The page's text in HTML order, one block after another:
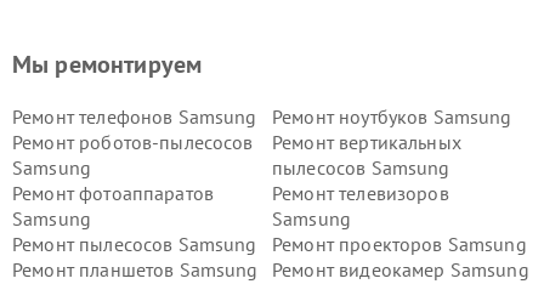
Мы ремонтируем
Ремонт телефонов Samsung
Ремонт ноутбуков Samsung
Ремонт роботов-пылесосов
Samsung
Ремонт вертикальных
пылесосов Samsung
Ремонт фотоаппаратов
Samsung
Ремонт телевизоров
Samsung
Ремонт пылесосов Samsung
Ремонт проекторов Samsung
Ремонт планшетов Samsung
Ремонт видеокамер Samsung